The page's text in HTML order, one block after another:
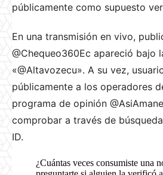
públicamente como supuesto
En una transmisión en vivo,
@Chequeo360Ec apareció bajo
«@Altavozecu». A su vez,
públicamente a los operadores
programa de opinión
comprobar a través de
ID.
¿Cuántas veces consumiste una